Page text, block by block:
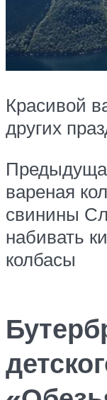
Красивой
других
вареная
свинины
набивать
колбасы